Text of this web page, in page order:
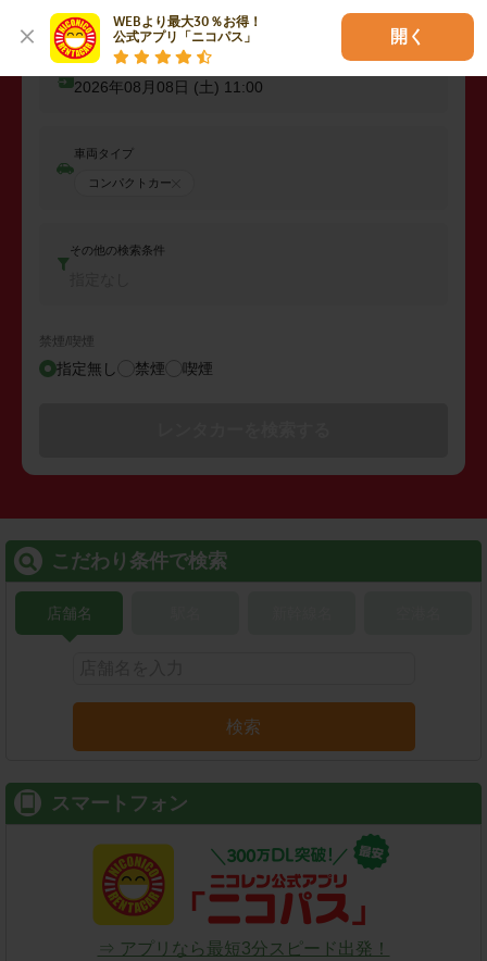
WEBより最大30％お得！
公式アプリ「ニコパス」
開く
2026年08月07日 (金) 11:00
返却日時
2026年08月08日 (土) 11:00
車両タイプ
コンパクトカー
その他の検索条件
禁煙/喫煙
指定無し 禁煙 喫煙
こだわり条件で検索
店舗名
検索
スマートフォン
⇒ アプリなら最短3分スピード出発！